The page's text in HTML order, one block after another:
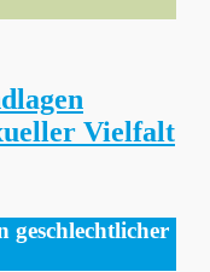
Vielfalt
geschlechtlicher